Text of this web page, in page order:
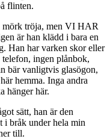
flinten.
mörk tröja, men VI HAR
är han klädd i bara en
Han har varken skor eller
ingen plånbok,
bär vanligtvis glasögon,
hemma. Inga andra
hänger här.
sätt, han är den
i bråk under hela min
till.